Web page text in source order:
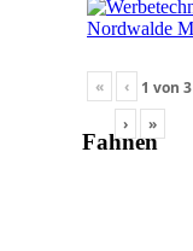
« ‹ 1 von3
›
»
Fahnen